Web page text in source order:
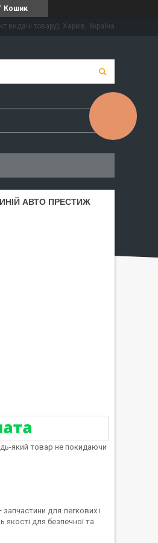
Кошик
товару), Харків, Україна
АВТО ПРЕСТИЖ
який товар не покидаючи
для легкових і
для безпечної та